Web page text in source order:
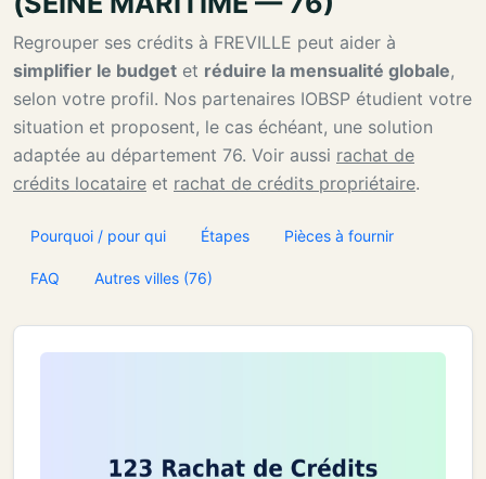
Regrouper ses crédits à FREVILLE peut aider à
simplifier le budget et réduire la mensualité globale,
selon votre profil. Nos partenaires IOBSP étudient votre
situation et proposent, le cas échéant, une solution
adaptée au département 76. Voir aussi rachat de
crédits locataire et rachat de crédits propriétaire.
Pourquoi / pour qui Étapes Pièces à fournir
FAQ Autres villes (76)